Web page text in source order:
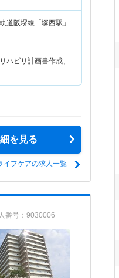
道阪堺線「塚西駅」
ハビリ計画書作成、
を見る
イフケアの求人一覧
番号：9030006